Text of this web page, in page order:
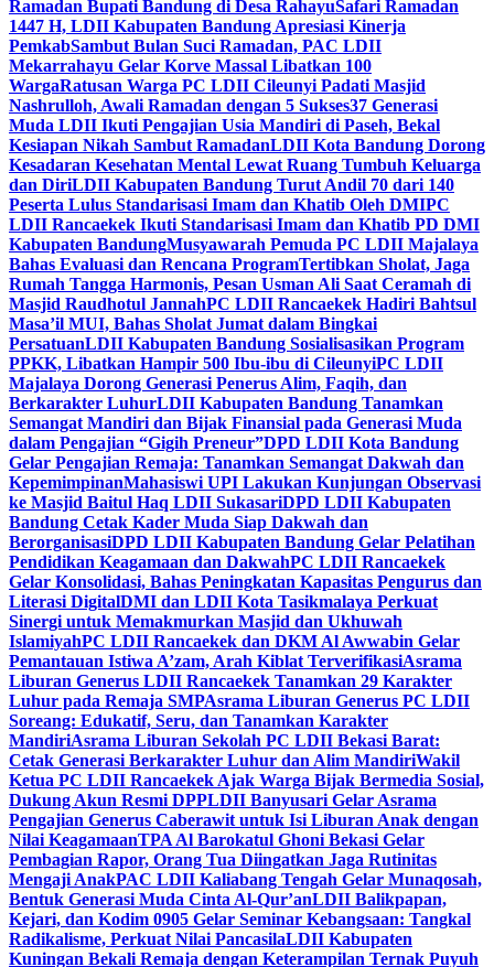
Ramadan Bupati Bandung di Desa RahayuSafari Ramadan
1447 H, LDII Kabupaten Bandung Apresiasi Kinerja
PemkabSambut Bulan Suci Ramadan, PAC LDII
Mekarrahayu Gelar Korve Massal Libatkan 100
WargaRatusan Warga PC LDII Cileunyi Padati Masjid
Nashrulloh, Awali Ramadan dengan 5 Sukses37 Generasi
Muda LDII Ikuti Pengajian Usia Mandiri di Paseh, Bekal
Kesiapan Nikah Sambut RamadanLDII Kota Bandung Dorong
Kesadaran Kesehatan Mental Lewat Ruang Tumbuh Keluarga
dan DiriLDII Kabupaten Bandung Turut Andil 70 dari 140
Peserta Lulus Standarisasi Imam dan Khatib Oleh DMIPC
LDII Rancaekek Ikuti Standarisasi Imam dan Khatib PD DMI
Kabupaten BandungMusyawarah Pemuda PC LDII Majalaya
Bahas Evaluasi dan Rencana ProgramTertibkan Sholat, Jaga
Rumah Tangga Harmonis, Pesan Usman Ali Saat Ceramah di
Masjid Raudhotul JannahPC LDII Rancaekek Hadiri Bahtsul
Masa’il MUI, Bahas Sholat Jumat dalam Bingkai
PersatuanLDII Kabupaten Bandung Sosialisasikan Program
PPKK, Libatkan Hampir 500 Ibu-ibu di CileunyiPC LDII
Majalaya Dorong Generasi Penerus Alim, Faqih, dan
Berkarakter LuhurLDII Kabupaten Bandung Tanamkan
Semangat Mandiri dan Bijak Finansial pada Generasi Muda
dalam Pengajian “Gigih Preneur”DPD LDII Kota Bandung
Gelar Pengajian Remaja: Tanamkan Semangat Dakwah dan
KepemimpinanMahasiswi UPI Lakukan Kunjungan Observasi
ke Masjid Baitul Haq LDII SukasariDPD LDII Kabupaten
Bandung Cetak Kader Muda Siap Dakwah dan
BerorganisasiDPD LDII Kabupaten Bandung Gelar Pelatihan
Pendidikan Keagamaan dan DakwahPC LDII Rancaekek
Gelar Konsolidasi, Bahas Peningkatan Kapasitas Pengurus dan
Literasi DigitalDMI dan LDII Kota Tasikmalaya Perkuat
Sinergi untuk Memakmurkan Masjid dan Ukhuwah
IslamiyahPC LDII Rancaekek dan DKM Al Awwabin Gelar
Pemantauan Istiwa A’zam, Arah Kiblat TerverifikasiAsrama
Liburan Generus LDII Rancaekek Tanamkan 29 Karakter
Luhur pada Remaja SMPAsrama Liburan Generus PC LDII
Soreang: Edukatif, Seru, dan Tanamkan Karakter
MandiriAsrama Liburan Sekolah PC LDII Bekasi Barat:
Cetak Generasi Berkarakter Luhur dan Alim MandiriWakil
Ketua PC LDII Rancaekek Ajak Warga Bijak Bermedia Sosial,
Dukung Akun Resmi DPPLDII Banyusari Gelar Asrama
Pengajian Generus Caberawit untuk Isi Liburan Anak dengan
Nilai KeagamaanTPA Al Barokatul Ghoni Bekasi Gelar
Pembagian Rapor, Orang Tua Diingatkan Jaga Rutinitas
Mengaji AnakPAC LDII Kaliabang Tengah Gelar Munaqosah,
Bentuk Generasi Muda Cinta Al-Qur’anLDII Balikpapan,
Kejari, dan Kodim 0905 Gelar Seminar Kebangsaan: Tangkal
Radikalisme, Perkuat Nilai PancasilaLDII Kabupaten
Kuningan Bekali Remaja dengan Keterampilan Ternak Puyuh